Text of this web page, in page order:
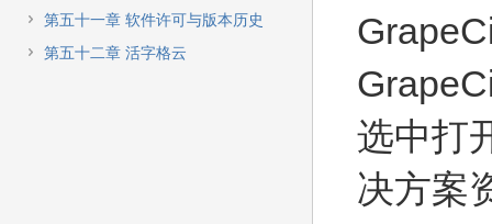
第五十一章 软件许可与版本历史
第五十二章 活字格云
选中打
决方案